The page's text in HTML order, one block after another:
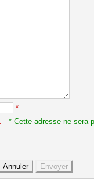
*
* Cette adresse ne sera